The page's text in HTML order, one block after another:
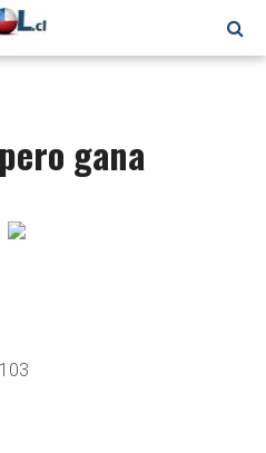
gana
103